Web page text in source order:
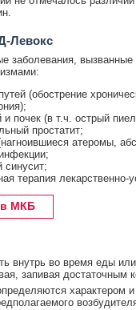
Левокс
заболевания,
(обострение
почек (в т.ч. острый
простатит;
атеромы,
синусит;
терапия
МКБ
внутрь во время еды
запивая достаточным
характером